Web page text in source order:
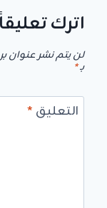
اترك
لن يتم نشر عنوان
بـ*
التعليق *